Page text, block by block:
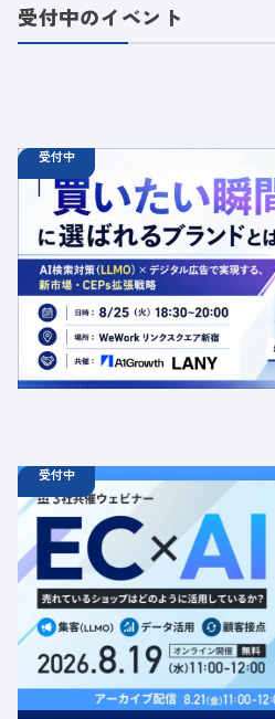
受付中のイベント
受付中
オフラインイベント
【オフラインイベント】「買い
ンドとは？AI検索対策（
る、新市場・CEPs拡張戦略
定員数：50名
金額：無料
場所：東京都渋谷区千駄ヶ谷5-
WeWork内 最寄り：新宿駅・代
交流会 共催 AI LLMO デジタルマーケティン
受付中
ウェビナー
【無料セミナー】EC × AI 売れ
に活用しているか？ 「集客（
「顧客接点」
定員数：500名
金額：無料
場所：オンライン